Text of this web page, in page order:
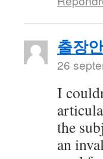
출장
26
I
the
an